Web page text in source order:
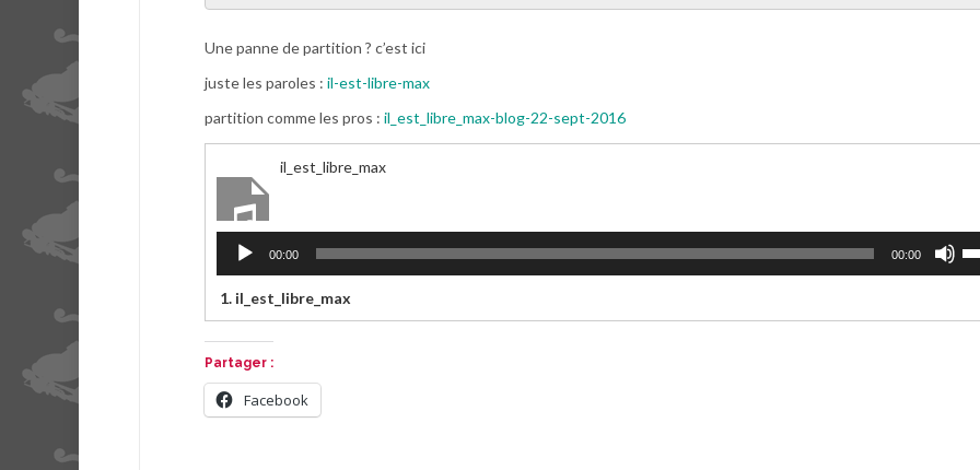
Une panne de partition ? c’est ici
juste les paroles : il-est-libre-max
partition comme les pros : il_est_libre_max-blog-22-sept-2016
il_est_libre_max
Lecteur
audio
00:00 00:00
1. il_est_libre_max
Partager :
Facebook